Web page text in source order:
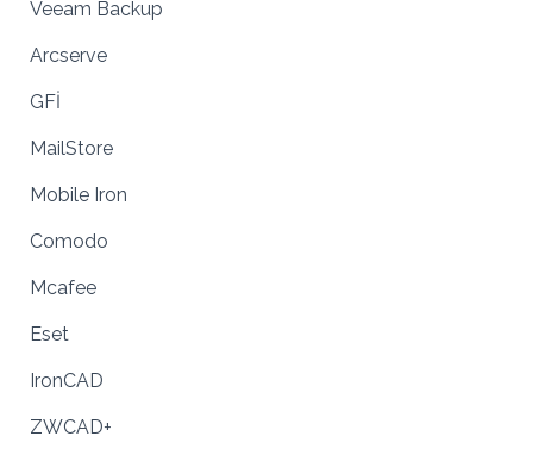
Veeam Backup
Arcserve
GFİ
MailStore
Mobile Iron
Comodo
Mcafee
Eset
IronCAD
ZWCAD+